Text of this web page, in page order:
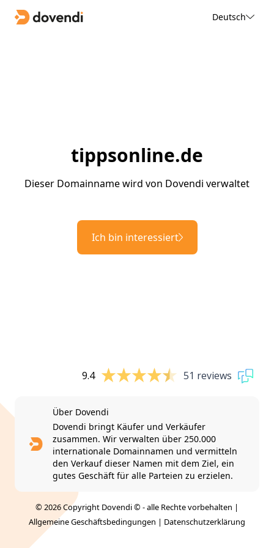
Deutsch
tippsonline.de
Dieser Domainname wird von Dovendi verwaltet
Ich bin interessiert
9.4 51 reviews
Über Dovendi
Dovendi bringt Käufer und Verkäufer
zusammen. Wir verwalten über 250.000
internationale Domainnamen und vermitteln
den Verkauf dieser Namen mit dem Ziel, ein
gutes Geschäft für alle Parteien zu erzielen.
© 2026 Copyright Dovendi © - alle Rechte vorbehalten |
Allgemeine Geschäftsbedingungen | Datenschutzerklärung